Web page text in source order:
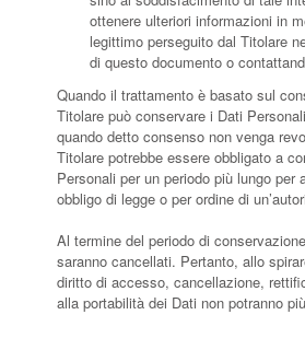
ottenere ulteriori informazioni in
legittimo perseguito dal Titolare
di questo documento o
Quando il trattamento è basato sul
Titolare può conservare i Dati
quando detto consenso non venga
Titolare potrebbe essere obbligato a
Personali per un periodo più lungo per
obbligo di legge o per ordine di
Al termine del periodo di
saranno cancellati. Pertanto, allo
diritto di accesso, cancellazione,
alla portabilità dei Dati non potranno